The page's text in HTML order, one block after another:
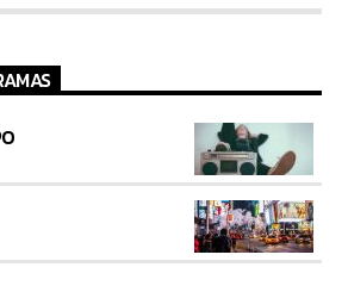
todos los deportes se hacen grandes.